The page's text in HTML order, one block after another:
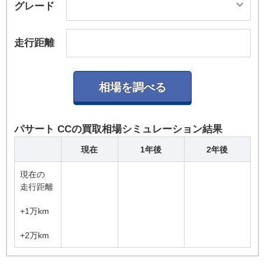
グレード
走行距離
パサート CCの買取相場シミュレーション結果
現在 1年後 2年後
現在の
走行距離
+1万km
+2万km